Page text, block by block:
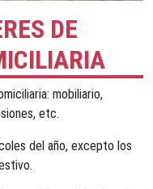
DE
mobiliario,
etc.
del año, excepto los